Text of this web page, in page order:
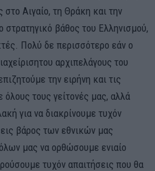
στο Αιγαίο, τη Θράκη και την
στρατηγικό βάθος του Ελληνισμού,
Πολύ δε περισσότερο εάν ο
αρχιπελάγους του
την ειρήνη και τις
όλους τους γείτονές μας, αλλά
για να διακρίνουμε τυχόν
βάρος των εθνικών μας
μας να ορθώσουμε ενιαίο
τυχόν απαιτήσεις που θα